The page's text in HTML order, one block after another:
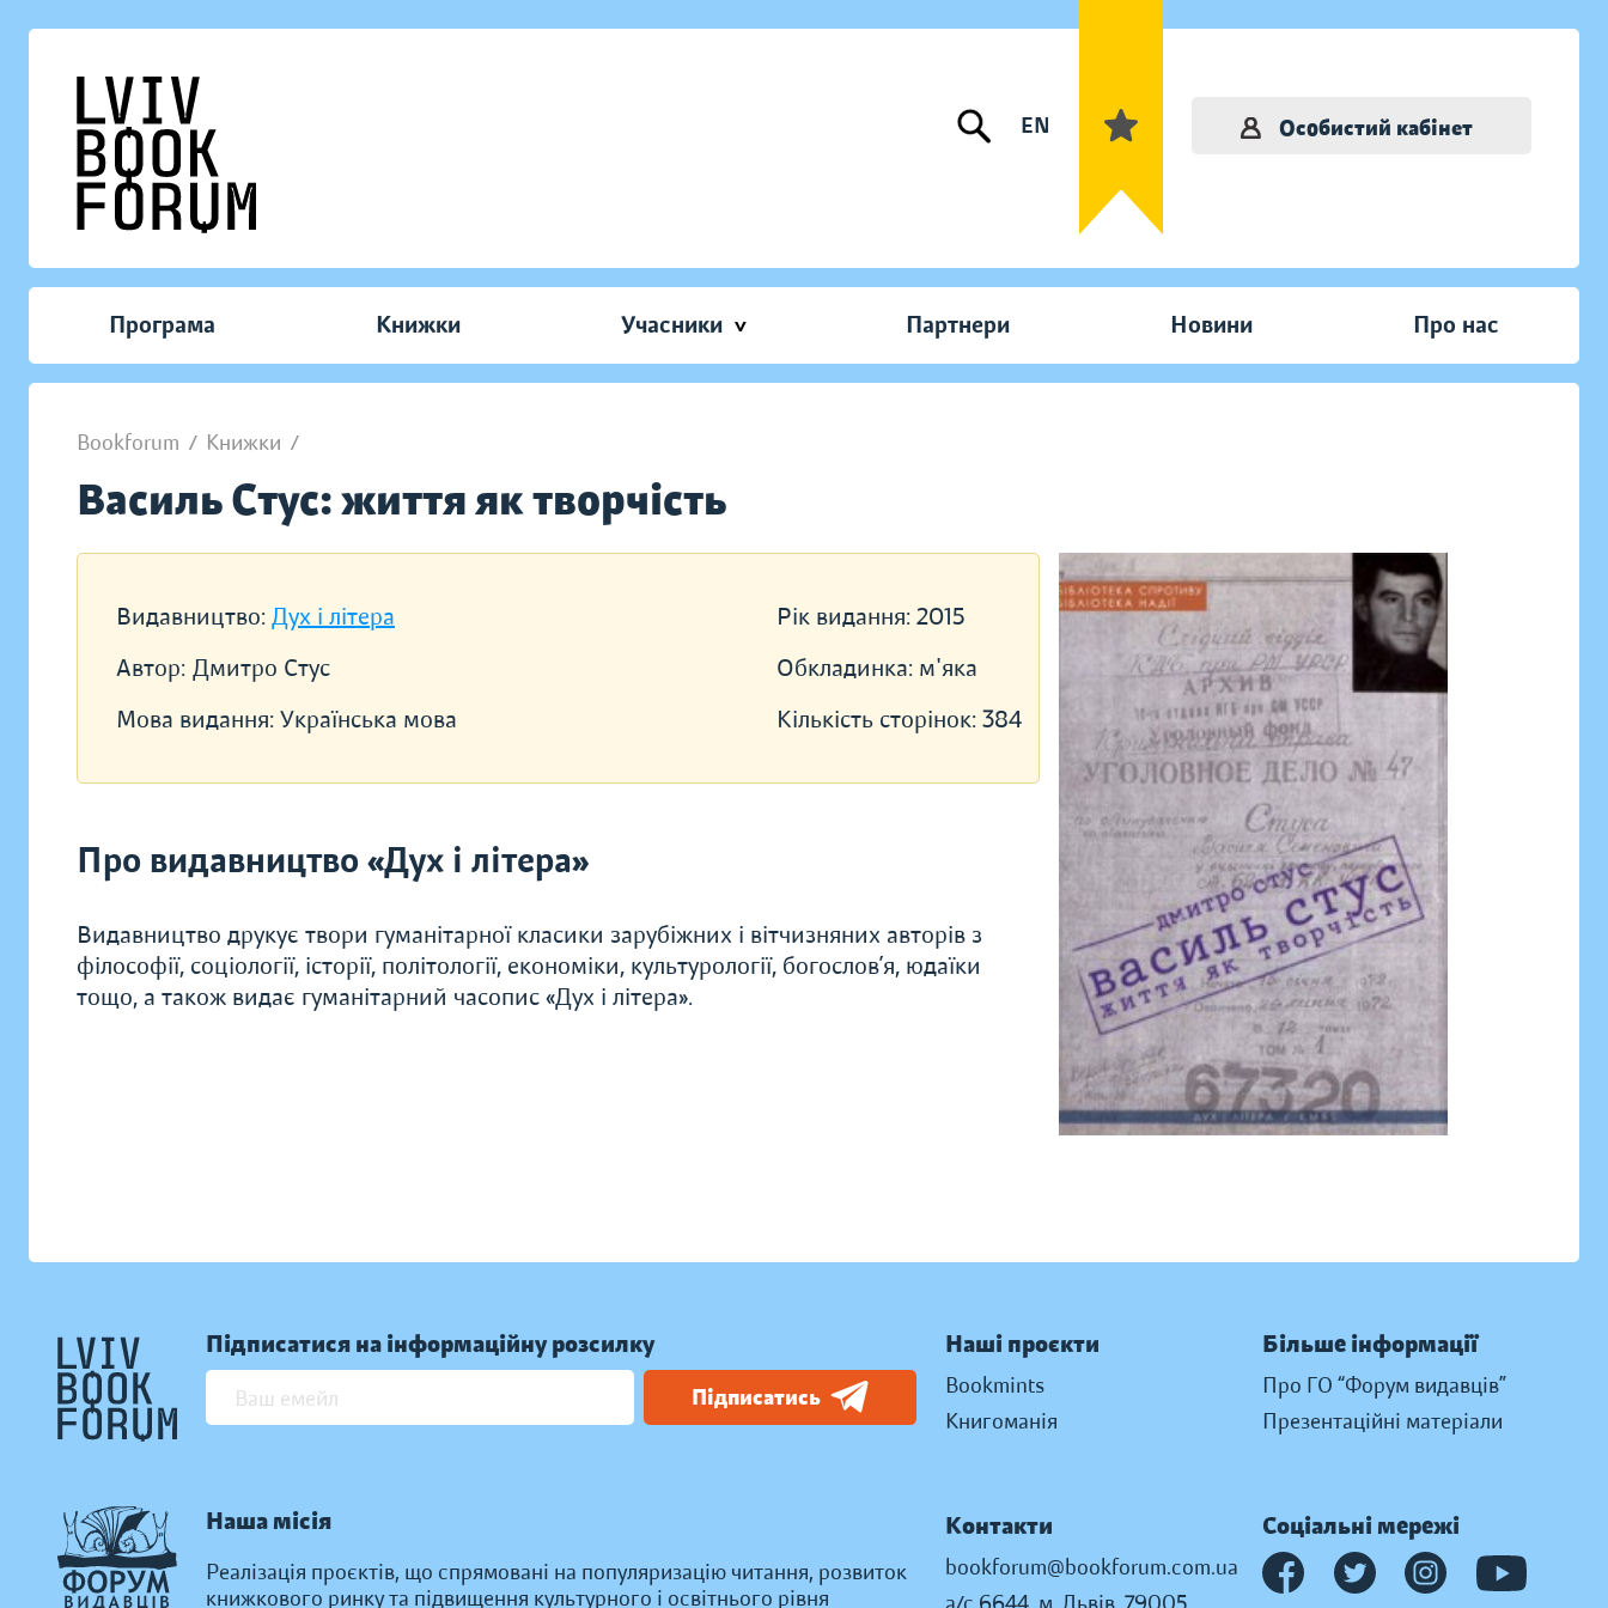
EN Особистий кабінет
Програма Книжки Учасники Партнери Новини Про нас
Bookforum / Книжки /
Василь Стус: життя як творчість
Видавництво: Дух і літера
Автор: Дмитро Стус
Мова видання: Українська мова
Рік видання: 2015
Обкладинка: м'яка
Кількість сторінок: 384
Про видавництво «Дух і літера»
Видавництво друкує твори гуманітарної класики зарубіжних і вітчизняних авторів з
філософії, соціології, історії, політології, економіки, культурології, богослов’я, юдаїки
тощо, а також видає гуманітарний часопис «Дух і літера».
Підписатися на інформаційну розсилку
Підписатись
Наша місія
Реалізація проєктів, що спрямовані на популяризацію читання, розвиток
книжкового ринку та підвищення культурного і освітнього рівня
Наші проєкти
Bookmints
Книгоманія
Більше інформації
Про ГО “Форум видавців”
Презентаційні матеріали
Контакти
bookforum@bookforum.com.ua
Соціальні мережі